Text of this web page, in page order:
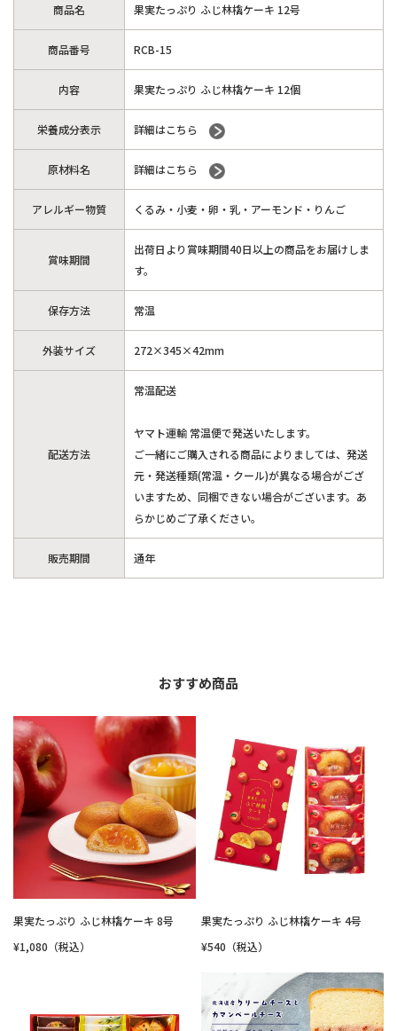
商品名 果実たっぷり ふじ林檎ケーキ 12号
商品番号 RCB-15
内容 果実たっぷり ふじ林檎ケーキ 12個
栄養成分表示 詳細はこちら
原材料名 詳細はこちら
アレルギー物質 くるみ・小麦・卵・乳・アーモンド・りんご
賞味期間
出荷日より賞味期間40日以上の商品をお届けしま
す。
保存方法 常温
外装サイズ 272×345×42mm
配送方法
常温配送
ヤマト運輸 常温便で発送いたします。
ご一緒にご購入される商品によりましては、発送
元・発送種類(常温・クール)が異なる場合がござ
いますため、同梱できない場合がございます。あ
らかじめご了承ください。
販売期間 通年
おすすめ商品
果実たっぷり ふじ林檎ケーキ 8号
¥1,080（税込）
果実たっぷり ふじ林檎ケーキ 4号
¥540（税込）